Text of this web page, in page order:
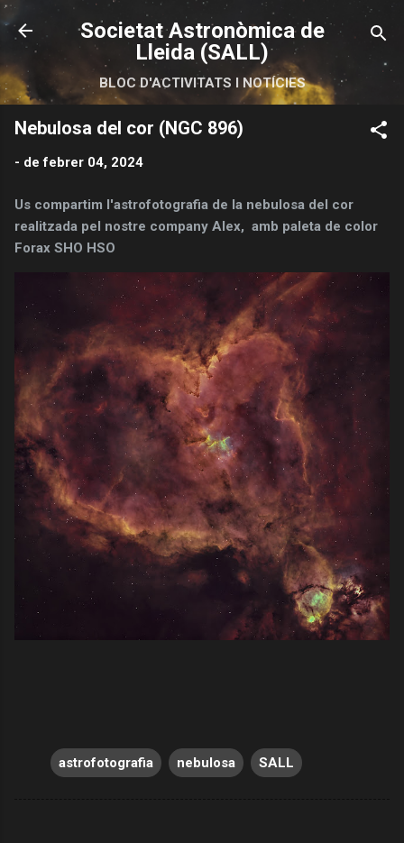
Salta al contingut principal
Societat Astronòmica de
Lleida (SALL)
BLOC D'ACTIVITATS I NOTÍCIES
Nebulosa del cor (NGC 896)
- de febrer 04, 2024
Us compartim l'astrofotografia de la nebulosa del cor
realitzada pel nostre company Alex, amb paleta de color
Forax SHO HSO
astrofotografia nebulosa SALL